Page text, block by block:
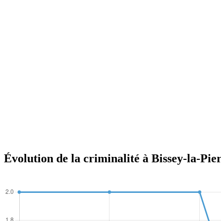
Évolution de la criminalité à Bissey-la-